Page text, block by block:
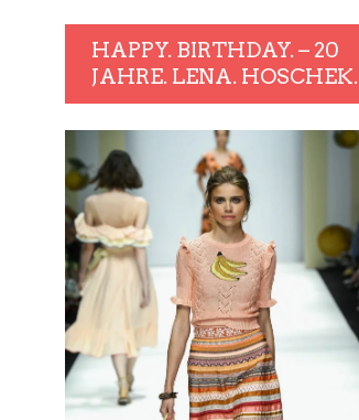
HAPPY. BIRTHDAY. – 20
JAHRE. LENA. HOSCHEK.